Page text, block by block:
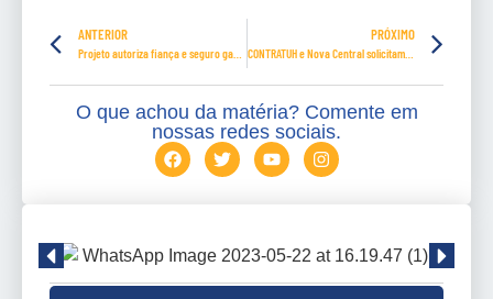
ANTERIOR PRÓXIMO
CONTRATUH e Nova Central solicitam ao presidente do Senado devolução da MP 905
O que achou da matéria? Comente em
nossas redes sociais.